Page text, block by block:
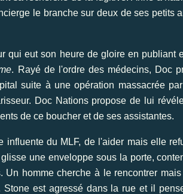
le branche sur deux de ses petits
qui eut son heure de gloire en publiant
. Rayé de l'ordre des médecins, Doc
suite à une opération massacrée
Doc Nations propose de lui
de ce boucher et de ses assistantes.
influente du MLF, de l'aider mais elle
une enveloppe sous la porte,
homme cherche à le rencontrer
est agressé dans la rue et il